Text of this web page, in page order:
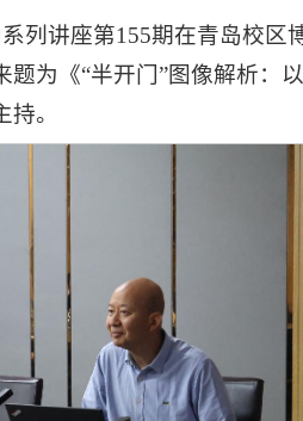
列讲座第155期在青岛校区
为《“半开门”图像解析：
。